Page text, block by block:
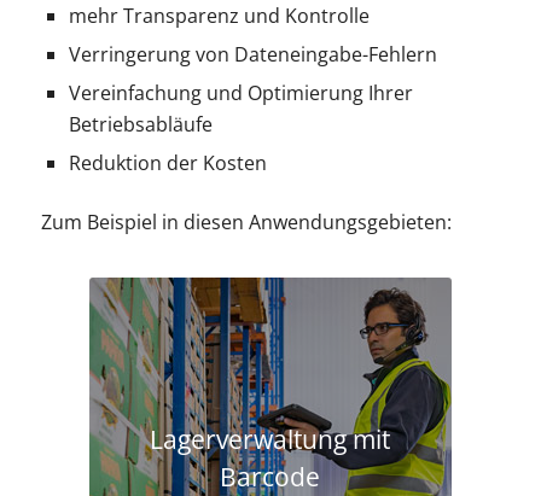
mehr Transparenz und Kontrolle
Verringerung von Dateneingabe-Fehlern
Vereinfachung und Optimierung Ihrer
Betriebsabläufe
Reduktion der Kosten
Zum Beispiel in diesen Anwendungsgebieten:
Lagerverwaltung mit
Barcode